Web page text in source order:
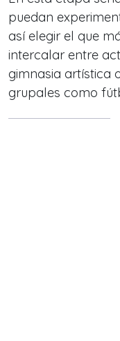
puedan
así elegir el que
intercalar entre
gimnasia artística
grupales como